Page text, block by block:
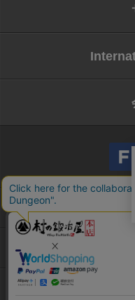
会社概要
お問い合わせ
特定商取引法に基づく表示